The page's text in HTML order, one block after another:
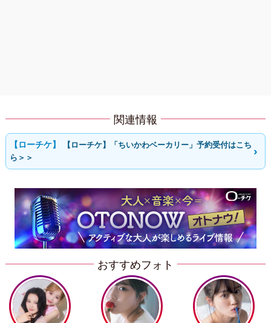
関連情報
【ローチケ】「ちいかわベーカリー」予約受付はこち
ら＞＞
おすすめフォト